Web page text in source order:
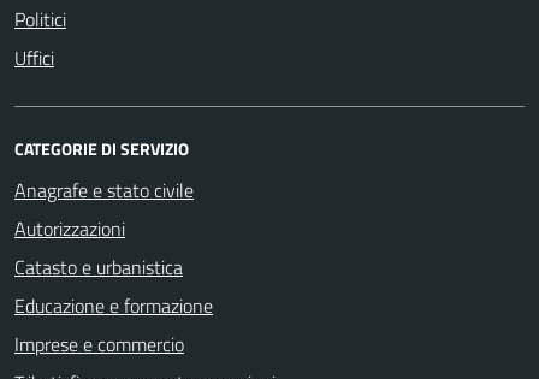
Politici
Uffici
CATEGORIE DI SERVIZIO
Anagrafe e stato civile
Autorizzazioni
Catasto e urbanistica
Educazione e formazione
Imprese e commercio